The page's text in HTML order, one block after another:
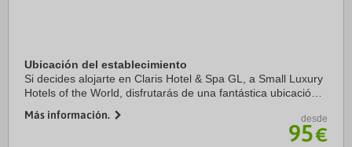
Ubicación del establecimiento
Si decides alojarte en Claris Hotel & Spa GL, a Small Luxury
Hotels of the World, disfrutarás de una fantástica ubicación
Paseo de Gracia y Casa ...
Más información. desde
95€